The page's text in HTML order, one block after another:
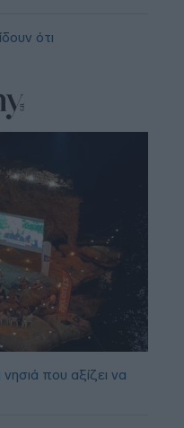
ότι
που αξίζει να